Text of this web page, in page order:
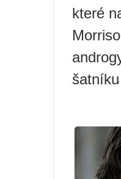
které